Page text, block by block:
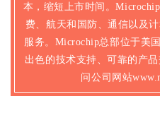
本，缩短上市时间。
费、航天和国防、通信以及
服务。Microchip总部位于美
出色的技术支持、可靠的产
问公司网站